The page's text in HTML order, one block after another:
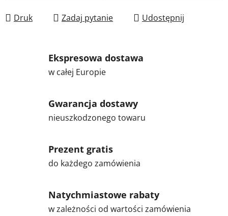
Druk
Zadaj pytanie Udostępnij
Ekspresowa dostawa
w całej Europie
Gwarancja dostawy
nieuszkodzonego towaru
Prezent gratis
do każdego zamówienia
Natychmiastowe rabaty
w zależności od wartości zamówienia